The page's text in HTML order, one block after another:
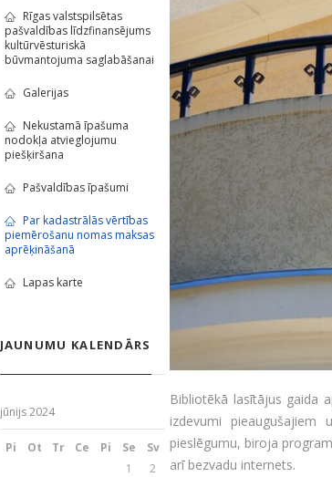
Bibliotēkā lasītājus gaida
izdevumi
pieslēgumu, biroja
arī bezvadu internets.
Rīgas valstspilsētas
pašvaldības līdzfinansējums
kultūrvēsturiskā
būvmantojuma saglabāšanai
Galerijas
Nekustamā īpašuma
nodokļa atvieglojumu
piešķiršana
Pašvaldības īpašumi
Par kadastrālās vērtības
piemērošanu nomas maksas
aprēķināšanā
Lapas karte
JAUNUMU KALENDĀRS
jūnijs 2024
Pi Ot Tr Ce Pi Se
Sv
1
2